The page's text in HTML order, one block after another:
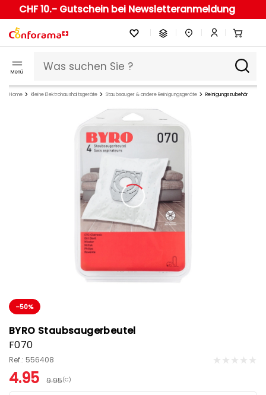
CHF 10.- Gutschein bei Newsletteranmeldung
Menü
Home Kleine Elektrohaushaltsgeräte Staubsauger & andere Reinigungsgeräte Reinigungszubehör
-50%
BYRO Staubsaugerbeutel
F070
Ref.: 556408
4.95 9.95(C)